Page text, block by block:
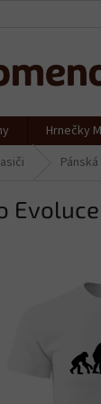
Hrnečky